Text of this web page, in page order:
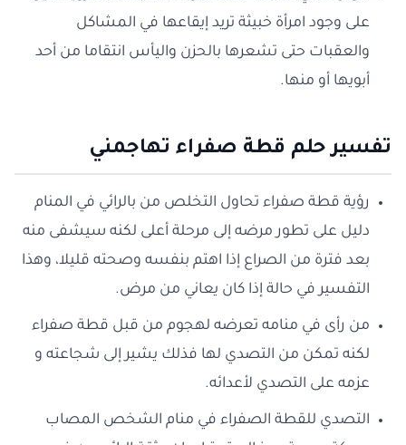
على وجود امرأة خبيثة تريد إيقاعها في المشاكل
والعقبات حتى تشعرها بالحزن واليأس انتقاما من أحد
أبويها أو منها.
تفسير حلم قطة صفراء تهاجمني
رؤية قطة صفراء تحاول التخلص من بالرائي في المنام
دليل على تطور مرضه إلى مرحلة أعلى لكنه سيشفى منه
بعد فترة من الصراع إذا اهتم بنفسه وصحته قليلا، وهذا
التفسير في حالة إذا كان يعاني من مرض.
من رأى في منامه تعرضه لهجوم من قبل قطة صفراء
لكنه تمكن من التصدي لها فذلك يشير إلى شجاعته و
عزمه على التصدي لأعدائه.
التصدي للقطة الصفراء في منام الشخص المصاب